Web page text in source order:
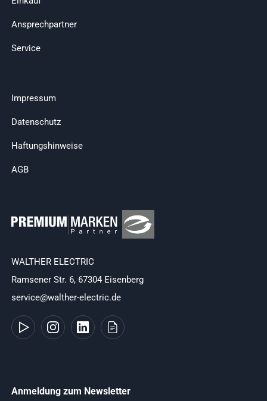
Ansprechpartner
Service
Impressum
Datenschutz
Haftungshinweise
AGB
WALTHER ELECTRIC
Ramsener Str. 6, 67304 Eisenberg
service@walther-electric.de
Anmeldung zum Newsletter